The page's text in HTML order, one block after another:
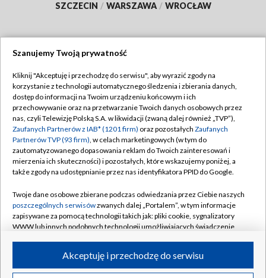
SZCZECIN / WARSZAWA / WROCŁAW
TVP
Abonament TVP
Emisja w TVP
Centrum informacji TVP
Naziemna Telewizja Cyfrowa
Rada Programowa
System NOS
Informacje o nadawcy
Program dla prasy
Regulamin TVP
Polityka prywatności
Moje zgody
Pomoc
Kontakt
Kanały
©2026 Telewizja Polska S.A. w likwidacji
Szanujemy Twoją prywatność
Kliknij "Akceptuję i przechodzę do serwisu", aby wyrazić zgody na
korzystanie z technologii automatycznego śledzenia i zbierania danych,
dostęp do informacji na Twoim urządzeniu końcowym i ich
przechowywanie oraz na przetwarzanie Twoich danych osobowych przez
nas, czyli Telewizję Polską S.A. w likwidacji (zwaną dalej również „TVP”),
Zaufanych Partnerów z IAB* (1201 firm) oraz pozostałych Zaufanych
Partnerów TVP (93 firm), w celach marketingowych (w tym do
zautomatyzowanego dopasowania reklam do Twoich zainteresowań i
mierzenia ich skuteczności) i pozostałych, które wskazujemy poniżej, a
także zgody na udostępnianie przez nas identyfikatora PPID do Google.
Twoje dane osobowe zbierane podczas odwiedzania przez Ciebie naszych
poszczególnych serwisówzwanych dalej „Portalem”, w tym informacje
zapisywane za pomocą technologii takich jak: pliki cookie, sygnalizatory
WWW lub innych podobnych technologii umożliwiających świadczenie
ruchu w Internecie.Akceptuję i przechodzę do serwisu